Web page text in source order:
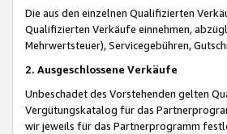
Die aus den einzelnen Qualifizierten
Qualifizierten Verkäufe einnehmen,
Mehrwertsteuer), Servicegebühren,
2. Ausgeschlossene Verkäufe
Unbeschadet des Vorstehenden gelten
Vergütungskatalog für das
wir jeweils für das Partnerprogramm